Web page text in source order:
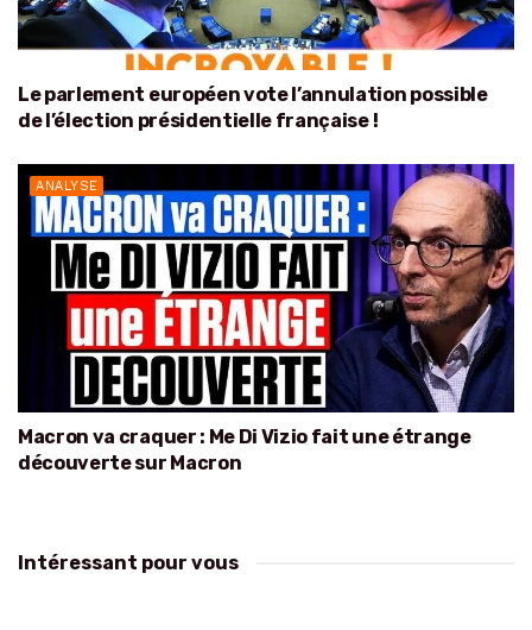
Le parlement européen vote l’annulation possible
de l’élection présidentielle française !
ANALYSE
Macron va craquer : Me Di Vizio fait une étrange
découverte sur Macron
Intéressant pour vous